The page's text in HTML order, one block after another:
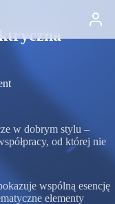
w dobrym stylu –
od której nie
wspólną esencję
elementy